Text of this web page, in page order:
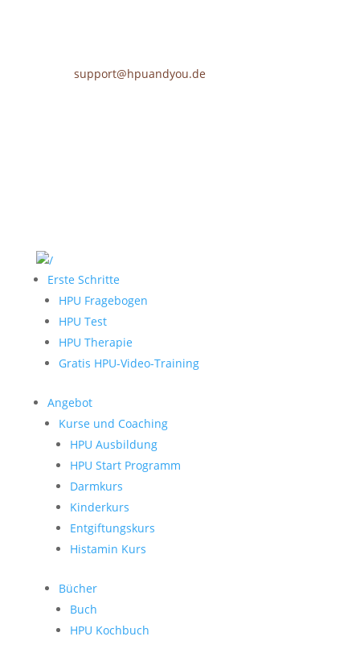
support@hpuandyou.de
Erste Schritte
HPU Fragebogen
HPU Test
HPU Therapie
Gratis HPU-Video-Training
Angebot
Kurse und Coaching
HPU Ausbildung
HPU Start Programm
Darmkurs
Kinderkurs
Entgiftungskurs
Histamin Kurs
Bücher
Buch
HPU Kochbuch